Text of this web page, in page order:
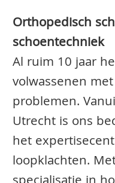
Orthopedisch
schoentechniek
Al ruim 10 jaar
volwassenen
problemen.
Utrecht is ons
het
loopklachten.